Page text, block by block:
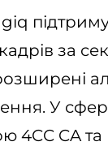
за
У
4CC CA